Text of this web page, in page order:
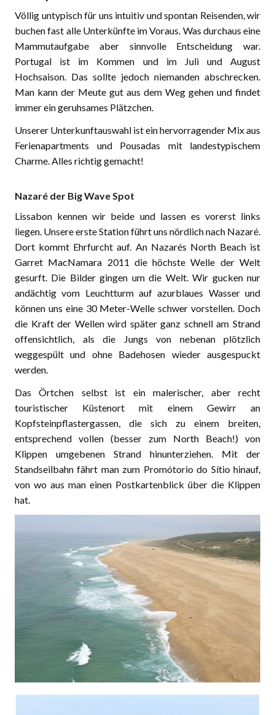
Völlig untypisch für uns intuitiv und spontan Reisenden, wir
buchen fast alle Unterkünfte im Voraus. Was durchaus eine
Mammutaufgabe aber sinnvolle Entscheidung war.
Portugal ist im Kommen und im Juli und August
Hochsaison. Das sollte jedoch niemanden abschrecken.
Man kann der Meute gut aus dem Weg gehen und findet
immer ein geruhsames Plätzchen.
Unserer Unterkunftauswahl ist ein hervorragender Mix aus
Ferienapartments und Pousadas mit landestypischem
Charme. Alles richtig gemacht!
Nazaré der Big Wave Spot
Lissabon kennen wir beide und lassen es vorerst links
liegen. Unsere erste Station führt uns nördlich nach Nazaré.
Dort kommt Ehrfurcht auf. An Nazarés North Beach ist
Garret MacNamara 2011 die höchste Welle der Welt
gesurft. Die Bilder gingen um die Welt. Wir gucken nur
andächtig vom Leuchtturm auf azurblaues Wasser und
können uns eine 30 Meter-Welle schwer vorstellen. Doch
die Kraft der Wellen wird später ganz schnell am Strand
offensichtlich, als die Jungs von nebenan plötzlich
weggespült und ohne Badehosen wieder ausgespuckt
werden.
Das Örtchen selbst ist ein malerischer, aber recht
touristischer Küstenort mit einem Gewirr an
Kopfsteinpflastergassen, die sich zu einem breiten,
entsprechend vollen (besser zum North Beach!) von
Klippen umgebenen Strand hinunterziehen. Mit der
Standseilbahn fährt man zum Promótorio do Sítio hinauf,
von wo aus man einen Postkartenblick über die Klippen
hat.